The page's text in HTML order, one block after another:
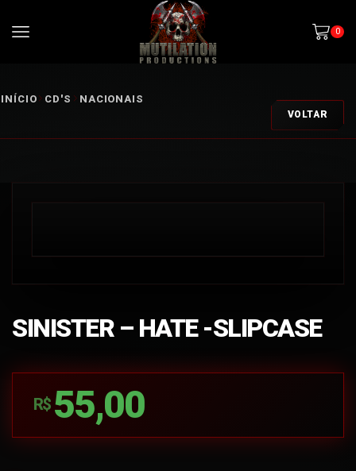
0
INÍCIO CD'S NACIONAIS
VOLTAR
SINISTER – HATE -SLIPCASE
R$ 55,00